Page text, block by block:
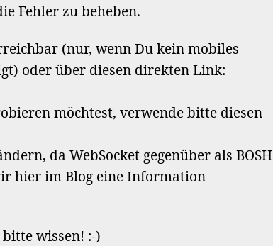
Fehler zu beheben.
(nur, wenn Du kein mobiles
oder über diesen direkten Link:
möchtest, verwende bitte diesen
da WebSocket gegenüber als BOSH
hier im Blog eine Information
wissen! :-)